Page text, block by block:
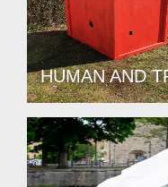
HUMAN AND